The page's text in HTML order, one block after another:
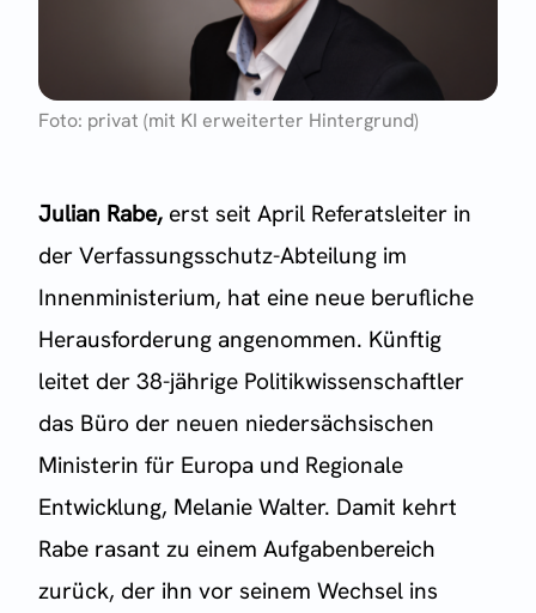
Foto: privat (mit KI erweiterter Hintergrund)
Julian Rabe, erst seit April Referatsleiter in
der Verfassungsschutz-Abteilung im
Innenministerium, hat eine neue berufliche
Herausforderung angenommen. Künftig
leitet der 38-jährige Politikwissenschaftler
das Büro der neuen niedersächsischen
Ministerin für Europa und Regionale
Entwicklung, Melanie Walter. Damit kehrt
Rabe rasant zu einem Aufgabenbereich
zurück, der ihn vor seinem Wechsel ins